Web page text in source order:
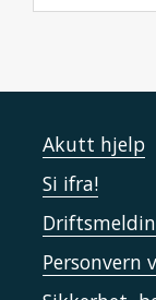
Akutt hjelp
Si ifra!
Personvern